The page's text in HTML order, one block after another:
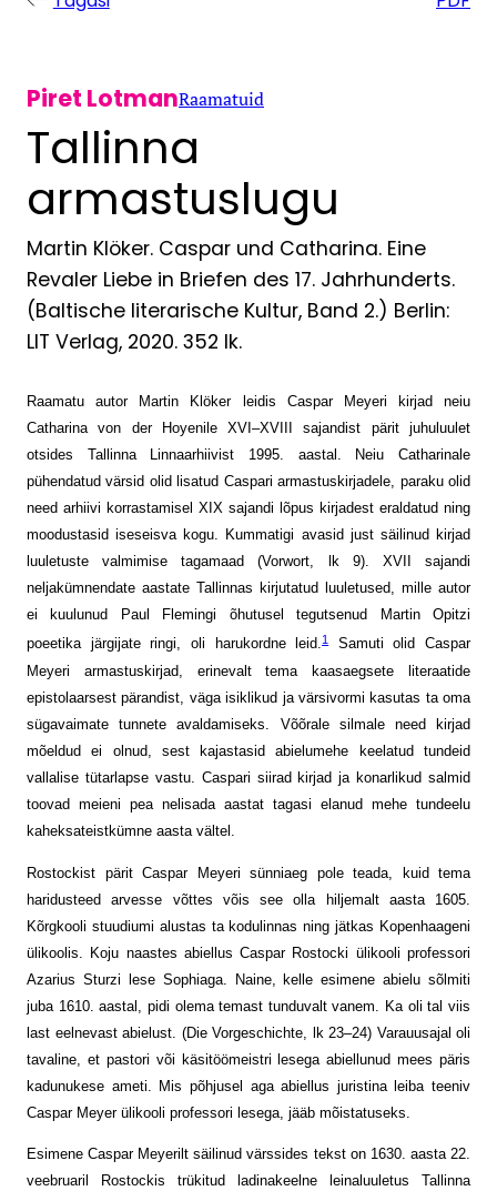
Piret LotmanRaamatuid
Tallinna
armastuslugu
Martin Klöker. Caspar und Catharina. Eine
Revaler Liebe in Briefen des 17. Jahr­hunderts.
(Baltische literarische Kultur, Band 2.) Berlin:
LIT Verlag, 2020. 352 lk.
Raamatu autor Martin Klöker leidis Caspar Meyeri kirjad neiu
Catharina von der Hoyenile XVI–XVIII sajandist pärit juhuluulet
otsides Tallinna Linnaarhiivist 1995. aastal. Neiu Catharinale
pühendatud värsid olid lisatud Caspari armastuskirjadele, paraku olid
need arhiivi korrastamisel XIX sajandi lõpus kirjadest eraldatud ning
moodustasid iseseisva kogu. Kummatigi avasid just säilinud kirjad
luuletuste valmimise tagamaad (Vorwort, lk 9). XVII sajandi
neljakümnendate aastate Tallinnas kirjutatud luuletused, mille autor
ei kuulunud Paul Flemingi õhutusel tegutsenud Martin Opitzi
poeetika järgijate ringi, oli harukordne leid.1Samuti olid Caspar
Meyeri armastuskirjad, erinevalt tema kaasaegsete literaatide
epistolaarsest pärandist, väga isiklikud ja värsivormi kasutas ta oma
sügavaimate tunnete avaldamiseks. Võõrale silmale need kirjad
mõeldud ei olnud, sest kajastasid abielumehe keelatud tundeid
vallalise tütarlapse vastu. Caspari siirad kirjad ja konarlikud salmid
toovad meieni pea nelisada aastat tagasi elanud mehe tundeelu
kaheksateistkümne aasta vältel.
Rostockist pärit Caspar Meyeri sünni­aeg pole teada, kuid tema
haridusteed arvesse võttes võis see olla hiljemalt aasta 1605.
Kõrgkooli stuudiumi alustas ta kodulinnas ning jätkas Kopenhaageni
ülikoolis. Koju naastes abiellus Caspar Rostocki ülikooli professori
Azarius Sturzi lese Sophiaga. Naine, kelle esimene abielu sõlmiti
juba 1610. aastal, pidi olema temast tunduvalt vanem. Ka oli tal viis
last eelnevast abielust. (Die Vorgeschichte, lk 23–24) Varauusajal oli
tavaline, et pastori või käsitöömeistri lesega abiellunud mees päris
kadunukese ameti. Mis põhjusel aga abi­ellus juristina leiba teeniv
Caspar Meyer ülikooli professori lesega, jääb mõista­tuseks.
Esimene Caspar Meyerilt säilinud värssides tekst on 1630. aasta 22.
veebruaril Rostockis trükitud ladinakeelne leina­luuletus Tallinna